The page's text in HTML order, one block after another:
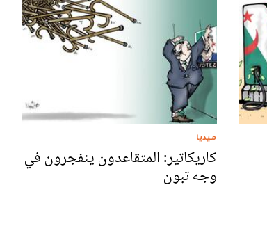
ميديا
كاريكاتير: المتقاعدون ينفجرون في
وجه تبون